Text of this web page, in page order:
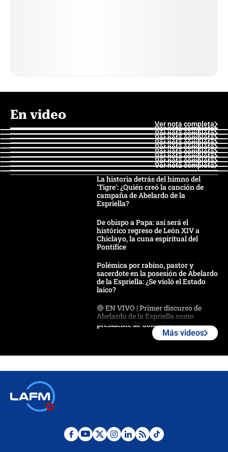
En video
Ver nota completa
Ver nota completa
Ver nota completa
Ver nota completa
Ver nota completa
Ver nota completa
Ver nota completa
Ver nota completa
Ver nota completa
Ver nota completa
La historia detrás del himno del
'Tigre': ¿Quién creó la canción de
campaña de Abelardo de la
Espriella?
De obispo a Papa: así será el
histórico regreso de León XIV a
Chiclayo, la cuna espiritual del
Pontífice
Polémica por rabino, pastor y
sacerdote en la posesión de Abelardo
de la Espriella: ¿Se violó el Estado
laico?
🔴 EN VIVO | Primer discurso de
Abelardo de la Espriella como
presidente de Colombia
Desde dermatitis hasta infecciones:
Más videos